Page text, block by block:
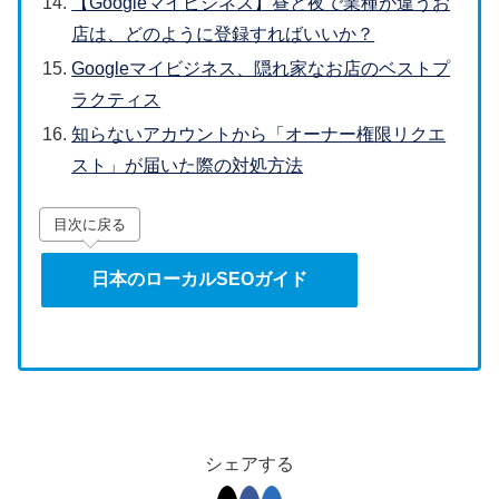
店は、どのように登録すればいいか？
Googleマイビジネス、隠れ家なお店のベストプ
ラクティス
知らないアカウントから「オーナー権限リクエ
スト」が届いた際の対処方法
目次に戻る
日本のローカルSEOガイド
シェアする